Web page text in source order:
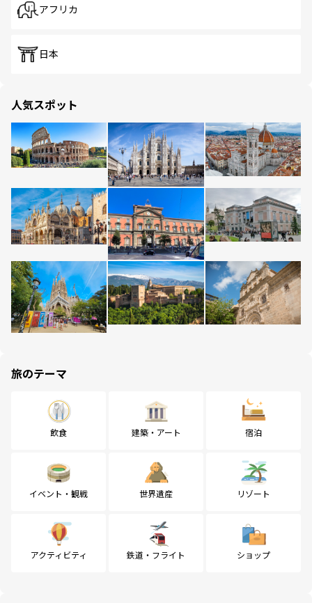
アフリカ
日本
人気スポット
旅のテーマ
飲食 建築・アート 宿泊
イベント・観戦 世界遺産 リゾート
アクティビティ 鉄道・フライト ショップ